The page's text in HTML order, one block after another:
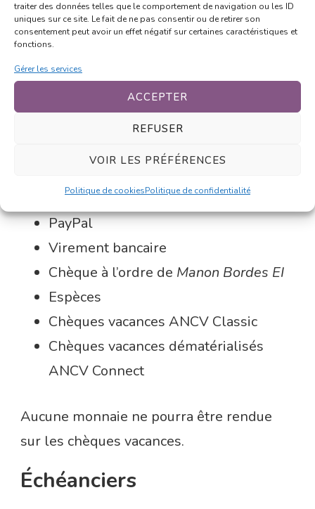
traiter des données telles que le comportement de navigation ou les ID
uniques sur ce site. Le fait de ne pas consentir ou de retirer son
consentement peut avoir un effet négatif sur certaines caractéristiques et
fonctions.
Gérer les services
ACCEPTER
REFUSER
VOIR LES PRÉFÉRENCES
Politique de cookiesPolitique de confidentialité
MODALITÉS DE
PAIEMENT
Moyens de paiement
acceptés
Carte bancaire (via Stripe)
PayPal
Virement bancaire
Chèque à l’ordre de Manon Bordes EI
Espèces
Chèques vacances ANCV Classic
Chèques vacances dématérialisés
ANCV Connect
Aucune monnaie ne pourra être rendue
sur les chèques vacances.
Échéanciers